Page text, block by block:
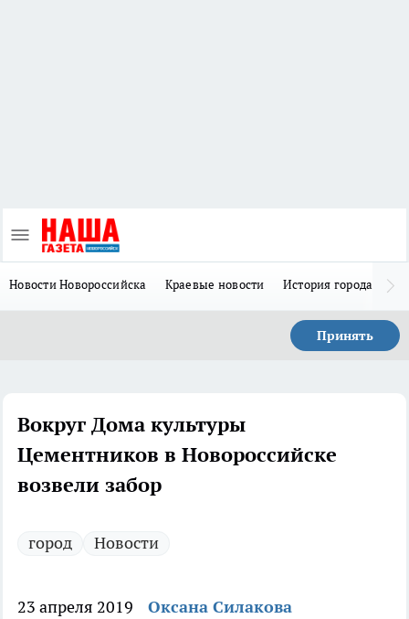
Новости Новороссийска Краевые новости История города Н
Принять
Вокруг Дома культуры
Цементников в Новороссийске
возвели забор
город Новости
23 апреля 2019 Оксана Силакова